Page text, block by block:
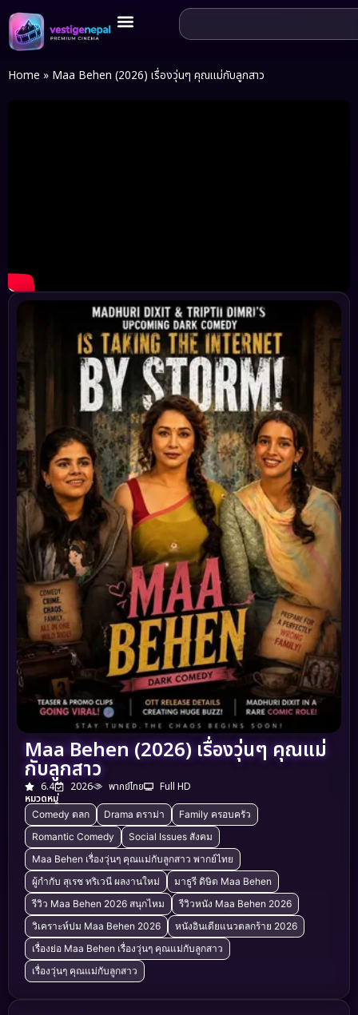
Home » Maa Behen (2026) เรื่องวุ่นๆ คุณแม่กับลูกสาว
Maa Behen (2026) เรื่องวุ่นๆ คุณแม่
กับลูกสาว
6.4 2026 พากย์ไทย
Full HD
หมวดหมู่
Comedy ตลก Drama ดราม่า
Family ครอบครัว
Romantic Comedy
Social Issues สังคม
Maa Behen เรื่องวุ่นๆ คุณแม่กับลูกสาว พากย์ไทย
ผู้กำกับ สุเรช ทริเวนี ผลงานใหม่
มาธูรี ดิษิต Maa Behen
รีวิว Maa Behen 2026 สนุกไหม
รีวิวหนัง Maa Behen 2026
วิเคราะห์ปม Maa Behen 2026
หนังอินเดียแนวตลกร้าย 2026
เรื่องย่อ Maa Behen เรื่องวุ่นๆ คุณแม่กับลูกสาว
เรื่องวุ่นๆ คุณแม่กับลูกสาว